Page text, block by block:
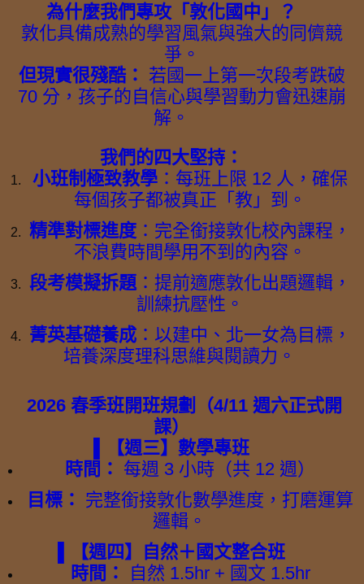
為什麼我們專攻「敦化國中」？
敦化具備成熟的學習風氣與強大的同儕競
爭。
但現實很殘酷： 若國一上第一次段考跌破
70 分，孩子的自信心與學習動力會迅速崩
解。
我們的四大堅持：
小班制極致教學 ：每班上限 12 人，確保
每個孩子都被真正「教」到。
精準對標進度 ：完全銜接敦化校內課程，
不浪費時間學用不到的內容。
段考模擬拆題 ：提前適應敦化出題邏輯，
訓練抗壓性。
菁英基礎養成 ：以建中、北一女為目標，
培養深度理科思維與閱讀力。
2026 春季班開班規劃（4/11 週六正式開
課）
▌【週三】數學專班
時間： 每週 3 小時（共 12 週）
目標： 完整銜接敦化數學進度，打磨運算
邏輯。
▌【週四】自然＋國文整合班
時間：
自然 1.5hr + 國文 1.5hr